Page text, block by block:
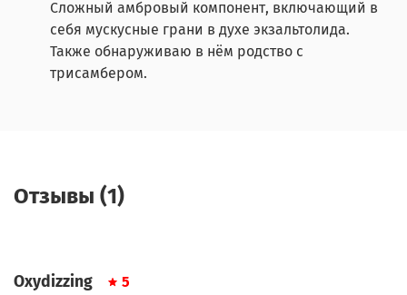
Сложный амбровый компонент, включающий в
себя мускусные грани в духе экзальтолида.
Также обнаруживаю в нём родство с
трисамбером.
Отзывы (1)
Oxydizzing 5